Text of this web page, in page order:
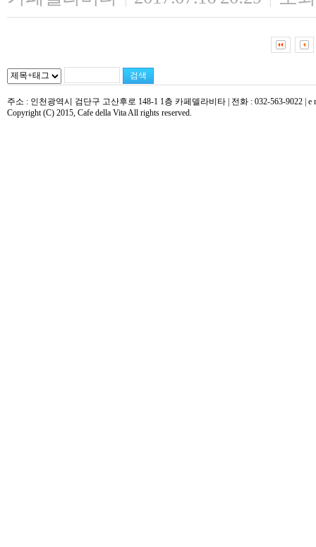
주소 : 인천광역시 검단구 고산후로 148-1 1층 카페델라비타 | 전화 : 032-563-9022 | e
Copyright (C) 2015, Cafe della Vita All rights reserved.